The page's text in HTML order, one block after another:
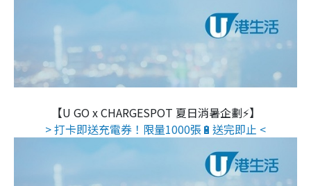
【U GO x CHARGESPOT 夏日消暑企劃⚡】
> 打卡即送充電券！限量1000張🔋送完即止 <